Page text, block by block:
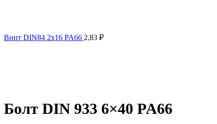
Винт DIN84 2x16 PA66 2,83 ₽
Болт DIN 933 6×40 PA66